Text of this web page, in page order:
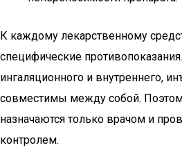
К каждому лекарственному
специфические
ингаляционного и внутреннего,
совместимы между собой.
назначаются только врачом и
контролем.